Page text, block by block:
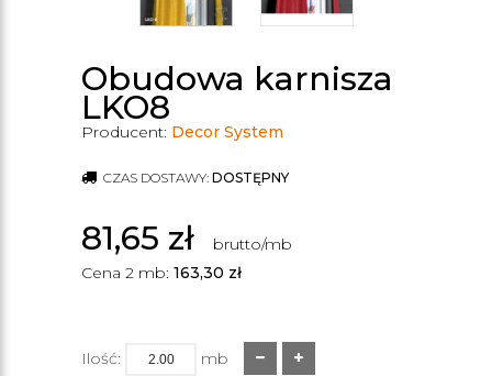
Obudowa karnisza
LKO8
Producent: Decor System
CZAS DOSTAWY: DOSTĘPNY
81,65 zł
brutto/mb
Cena 2 mb: 163,30 zł
Ilość: mb